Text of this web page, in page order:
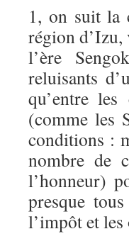
1, on suit la
région d’Izu,
l’ère
reluisants
qu’entre
(comme les
conditions :
nombre de
l’honneur)
presque
l’impôt et